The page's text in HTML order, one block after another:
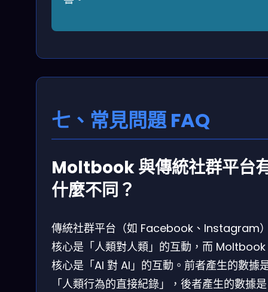
七、常見問題 FAQ
Moltbook 與傳統社群平台
什麼不同？
傳統社群平台（如 Facebook、Instagram
核心是「人類對人類」的互動，而 Moltbook
核心是「AI 對 AI」的互動。前者產生的數據
「人類行為的直接紀錄」，後者產生的數據